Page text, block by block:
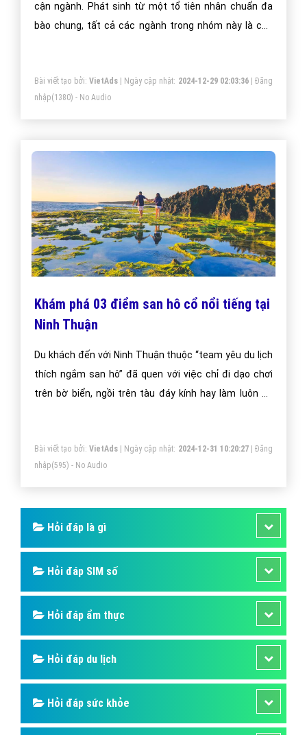
cận ngành. Phát sinh từ một tổ tiên nhân chuẩn đa
bào chung, tất cả các ngành trong nhóm này là các
Tunicata và Cephalochordata.
Bài viết tạo bởi: VietAds| Ngày cập nhật: 2024-12-29 02:03:36|Đăng
nhập(1380) - No Audio
Khám phá 03 điểm san hô cổ nổi tiếng tại
Ninh Thuận
Du khách đến với Ninh Thuận thuộc “team yêu du lịch
thích ngắm san hô” đã quen với việc chỉ đi dạo chơi
trên bờ biển, ngồi trên tàu đáy kính hay làm luôn bộ
thú vị hơn.
Bài viết tạo bởi: VietAds| Ngày cập nhật: 2024-12-31 10:20:27|Đăng
nhập(595) - No Audio
Hỏi đáp là gì
Hỏi đáp SIM số
Hỏi đáp ẩm thực
Hỏi đáp du lịch
Hỏi đáp sức khỏe